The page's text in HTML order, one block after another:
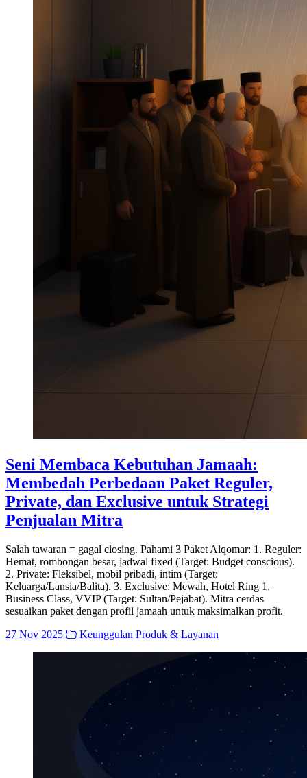
Seni Membaca Kebutuhan Jamaah:
Membedah Perbedaan Paket Reguler,
Private, dan Exclusive untuk Strategi
Penjualan Mitra
Salah tawaran = gagal closing. Pahami 3 Paket Alqomar: 1. Reguler:
Hemat, rombongan besar, jadwal fixed (Target: Budget conscious).
2. Private: Fleksibel, mobil pribadi, intim (Target:
Keluarga/Lansia/Balita). 3. Exclusive: Mewah, Hotel Ring 1,
Business Class, VVIP (Target: Sultan/Pejabat). Mitra cerdas
sesuaikan paket dengan profil jamaah untuk maksimalkan profit.
27 Nov 2025
Keunggulan Produk & Layanan